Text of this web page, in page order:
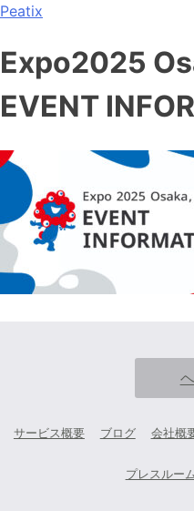
Peatix
Expo2025
EVENT
サービス概要 ブログ 会社概
プレスルーム